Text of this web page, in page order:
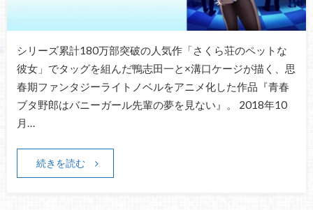
シリーズ累計180万部突破の人気作「さくら荘のペットな
彼女」でタッグを組んだ鴨志田一と×溝口ケージが描く、思
春期ファンタジーライトノベルをアニメ化した作品『青春
ブタ野郎はバニーガール先輩の夢を見ない』。 2018年10
月…
続きを読む